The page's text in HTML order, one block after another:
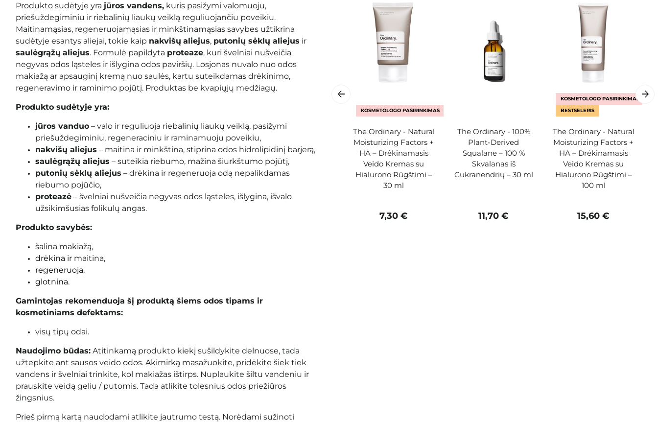
Produkto sudėtyje yra jūros vandens, kuris pasižymi valomuoju,
priešuždegiminiu ir riebalinių liaukų veiklą reguliuojančiu poveikiu.
Maitinamąsias, regeneruojamąsias ir minkštinamąsias savybes užtikrina
sudėtyje esantys aliejai, tokie kaip nakvišų aliejus, putonių sėklų aliejus ir
saulėgrąžų aliejus. Formulė papildyta proteaze, kuri švelniai nušveičia
negyvas odos ląsteles ir išlygina odos paviršių. Losjonas nuvalo nuo odos
makiažą ar apsauginį kremą nuo saulės, kartu suteikdamas drėkinimo,
regeneravimo ir raminimo pojūtį. Produktas be kvapiųjų medžiagų.
Produkto sudėtyje yra:
jūros vanduo – valo ir reguliuoja riebalinių liaukų veiklą, pasižymi
priešuždegiminiu, regeneraciniu ir raminamuoju poveikiu,
nakvišų aliejus – maitina ir minkština, stiprina odos hidrolipidinį barjerą,
saulėgrąžų aliejus – suteikia riebumo, mažina šiurkštumo pojūtį,
putonių sėklų aliejus – drėkina ir regeneruoja odą nepalikdamas
riebumo pojūčio,
proteazė – švelniai nušveičia negyvas odos ląsteles, išlygina, išvalo
užsikimšusias folikulų angas.
Produkto savybės:
šalina makiažą,
drėkina ir maitina,
regeneruoja,
glotnina.
Gamintojas rekomenduoja šį produktą šiems odos tipams ir
kosmetiniams defektams:
visų tipų odai.
Naudojimo būdas: Atitinkamą produkto kiekį sušildykite delnuose, tada
užtepkite ant sausos veido odos. Akimirką masažuokite, pridėkite šiek tiek
vandens ir švelniai trinkite, kol makiažas ištirps. Nuplaukite šiltu vandeniu ir
prauskite veidą geliu / putomis. Tada atlikite tolesnius odos priežiūros
žingsnius.
Prieš pirmą kartą naudodami atlikite jautrumo testą. Norėdami sužinoti
KOSMETOLOGO PASIRINKIMAS
The Ordinary - Natural
Moisturizing Factors +
HA – Drėkinamasis
Veido Kremas su
Hialurono Rūgštimi –
30 ml
7,30 €
The Ordinary - 100%
Plant-Derived
Squalane – 100 %
Skvalanas iš
Cukranendrių – 30 ml
11,70 €
KOSMETOLOGO PASIRINKIMAS
BESTSELERIS
The Ordinary - Natural
Moisturizing Factors +
HA – Drėkinamasis
Veido Kremas su
Hialurono Rūgštimi –
100 ml
15,60 €